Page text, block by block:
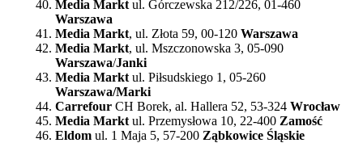
Media Markt ul. Górczewska 212/226, 01-460
Warszawa
Media Markt, ul. Złota 59, 00-120 Warszawa
Media Markt, ul. Mszczonowska 3, 05-090
Warszawa/Janki
Media Markt ul. Piłsudskiego 1, 05-260
Warszawa/Marki
Carrefour CH Borek, al. Hallera 52, 53-324 Wrocław
Media Markt ul. Przemysłowa 10, 22-400 Zamość
Eldom ul. 1 Maja 5, 57-200 Ząbkowice Śląskie